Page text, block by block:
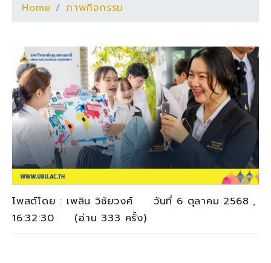
Home ภาพกิจกรรม
โพสต์โดย : เพลิน วิชัยวงศ์ วันที่ 6 ตุลาคม 2568 ,
16:32:30 (อ่าน 333 ครั้ง)